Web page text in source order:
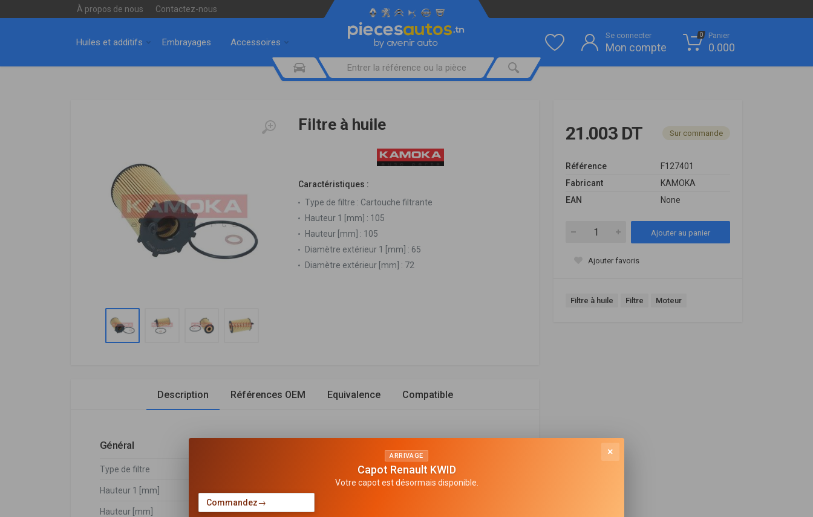
À propos de nous Contactez-nous
Huiles et additifs Embrayages Accessoires
Se connecter
Mon compte
0 Panier
0.000
Filtre à huile
Caractéristiques :
Type de filtre : Cartouche filtrante
Hauteur 1 [mm] : 105
Hauteur [mm] : 105
Diamètre extérieur 1 [mm] : 65
Diamètre extérieur [mm] : 72
21.003 DT Sur commande
Référence
F127401
Fabricant
KAMOKA
EAN
None
Ajouter au panier
Ajouter favoris
Filtre à huile Filtre Moteur
Description Références OEM Equivalence Compatible
Général
Type de filtre
Hauteur 1 [mm]
Hauteur [mm] 105
×
ARRIVAGE
Capot Renault KWID
Votre capot est désormais disponible.
Commandez→